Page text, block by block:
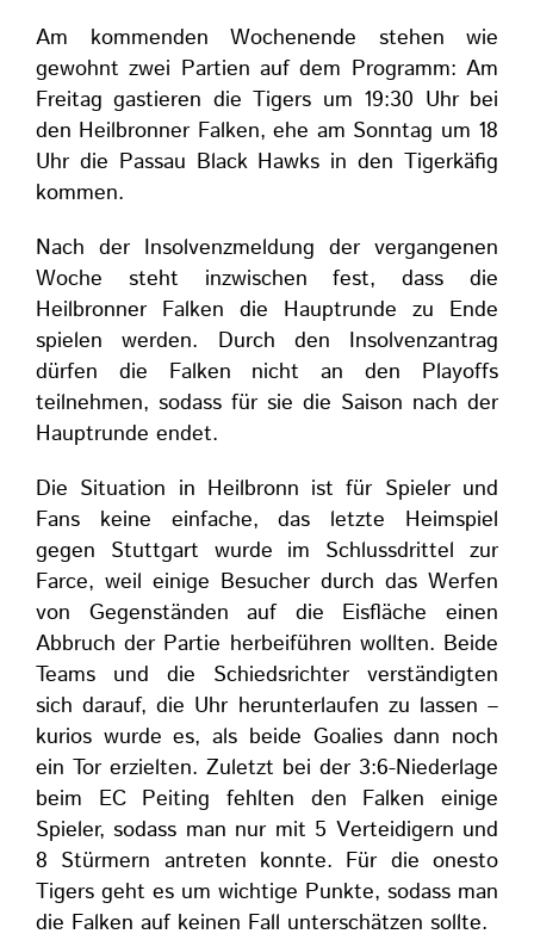
Am kommenden Wochenende stehen wie
gewohnt zwei Partien auf dem Programm: Am
Freitag gastieren die Tigers um 19:30 Uhr bei
den Heilbronner Falken, ehe am Sonntag um 18
Uhr die Passau Black Hawks in den Tigerkäfig
kommen.
Nach der Insolvenzmeldung der vergangenen
Woche steht inzwischen fest, dass die
Heilbronner Falken die Hauptrunde zu Ende
spielen werden. Durch den Insolvenzantrag
dürfen die Falken nicht an den Playoffs
teilnehmen, sodass für sie die Saison nach der
Hauptrunde endet.
Die Situation in Heilbronn ist für Spieler und
Fans keine einfache, das letzte Heimspiel
gegen Stuttgart wurde im Schlussdrittel zur
Farce, weil einige Besucher durch das Werfen
von Gegenständen auf die Eisfläche einen
Abbruch der Partie herbeiführen wollten. Beide
Teams und die Schiedsrichter verständigten
sich darauf, die Uhr herunterlaufen zu lassen –
kurios wurde es, als beide Goalies dann noch
ein Tor erzielten. Zuletzt bei der 3:6-Niederlage
beim EC Peiting fehlten den Falken einige
Spieler, sodass man nur mit 5 Verteidigern und
8 Stürmern antreten konnte. Für die onesto
Tigers geht es um wichtige Punkte, sodass man
die Falken auf keinen Fall unterschätzen sollte.